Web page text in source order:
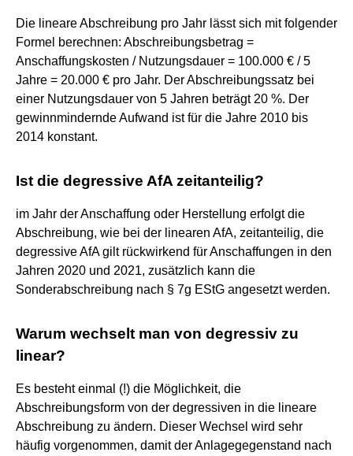
Die lineare Abschreibung pro Jahr lässt sich mit folgender
Formel berechnen: Abschreibungsbetrag =
Anschaffungskosten / Nutzungsdauer = 100.000 € / 5
Jahre = 20.000 € pro Jahr. Der Abschreibungssatz bei
einer Nutzungsdauer von 5 Jahren beträgt 20 %. Der
gewinnmindernde Aufwand ist für die Jahre 2010 bis
2014 konstant.
Ist die degressive AfA zeitanteilig?
im Jahr der Anschaffung oder Herstellung erfolgt die
Abschreibung, wie bei der linearen AfA, zeitanteilig, die
degressive AfA gilt rückwirkend für Anschaffungen in den
Jahren 2020 und 2021, zusätzlich kann die
Sonderabschreibung nach § 7g EStG angesetzt werden.
Warum wechselt man von degressiv zu
linear?
Es besteht einmal (!) die Möglichkeit, die
Abschreibungsform von der degressiven in die lineare
Abschreibung zu ändern. Dieser Wechsel wird sehr
häufig vorgenommen, damit der Anlagegegenstand nach